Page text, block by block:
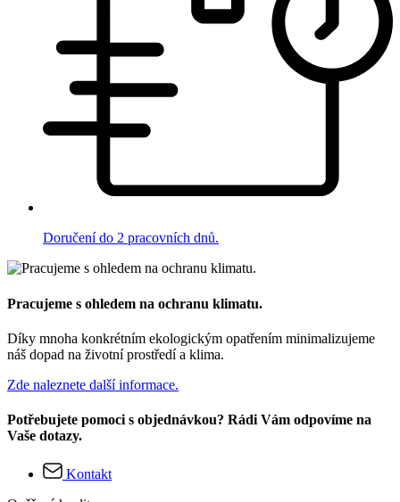
Doručení do 2 pracovních dnů.
Pracujeme s ohledem na ochranu klimatu.
Díky mnoha konkrétním ekologickým opatřením minimalizujeme
náš dopad na životní prostředí a klima.
Zde naleznete další informace.
Potřebujete pomoci s objednávkou? Rádi Vám odpovíme na
Vaše dotazy.
Kontakt